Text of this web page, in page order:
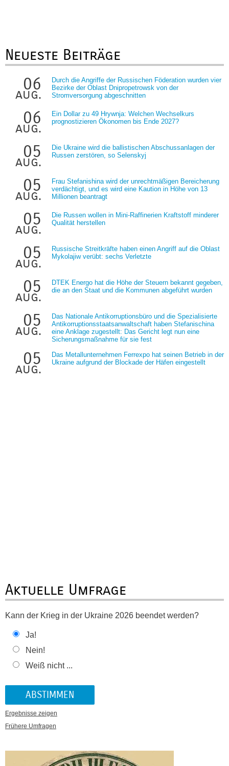
Neueste Beiträge
06
aug.
Durch die Angriffe der Russischen Föderation wurden vier
Bezirke der Oblast Dnipropetrowsk von der
Stromversorgung abgeschnitten
06
aug.
Ein Dollar zu 49 Hrywnja: Welchen Wechselkurs
prognostizieren Ökonomen bis Ende 2027?
05
aug.
Die Ukraine wird die ballistischen Abschussanlagen der
Russen zerstören, so Selenskyj
05
aug.
Frau Stefanishina wird der unrechtmäßigen Bereicherung
verdächtigt, und es wird eine Kaution in Höhe von 13
Millionen beantragt
05
aug.
Die Russen wollen in Mini-Raffinerien Kraftstoff minderer
Qualität herstellen
05
aug.
Russische Streitkräfte haben einen Angriff auf die Oblast
Mykolajiw verübt: sechs Verletzte
05
aug.
DTEK Energo hat die Höhe der Steuern bekannt gegeben,
die an den Staat und die Kommunen abgeführt wurden
05
aug.
Das Nationale Antikorruptionsbüro und die Spezialisierte
Antikorruptionsstaatsanwaltschaft haben Stefanischina
eine Anklage zugestellt: Das Gericht legt nun eine
Sicherungsmaßnahme für sie fest
05
aug.
Das Metallunternehmen Ferrexpo hat seinen Betrieb in der
Ukraine aufgrund der Blockade der Häfen eingestellt
Aktuelle Umfrage
Kann der Krieg in der Ukraine 2026 beendet werden?
Ja!
Nein!
Weiß nicht ...
Ergebnisse zeigen
Frühere Umfragen